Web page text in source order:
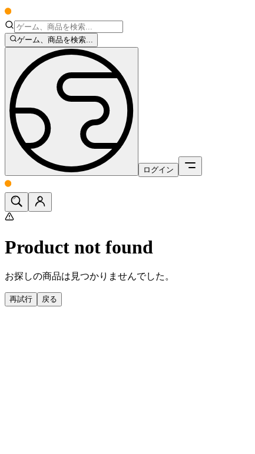
ゲーム、商品を検索...
ログイン
Product not found
お探しの商品は見つかりませんでした。
再試行 戻る